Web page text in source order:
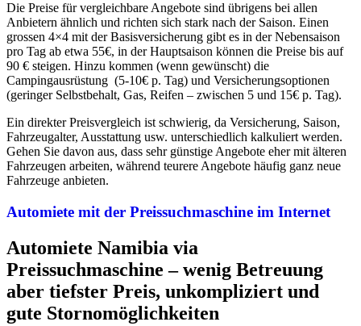
Die Preise für vergleichbare Angebote sind übrigens bei allen
Anbietern ähnlich und richten sich stark nach der Saison. Einen
grossen 4×4 mit der Basisversicherung gibt es in der Nebensaison
pro Tag ab etwa 55€, in der Hauptsaison können die Preise bis auf
90 € steigen. Hinzu kommen (wenn gewünscht) die
Campingausrüstung (5-10€ p. Tag) und Versicherungsoptionen
(geringer Selbstbehalt, Gas, Reifen – zwischen 5 und 15€ p. Tag).
Ein direkter Preisvergleich ist schwierig, da Versicherung, Saison,
Fahrzeugalter, Ausstattung usw. unterschiedlich kalkuliert werden.
Gehen Sie davon aus, dass sehr günstige Angebote eher mit älteren
Fahrzeugen arbeiten, während teurere Angebote häufig ganz neue
Fahrzeuge anbieten.
Automiete mit der Preissuchmaschine im Internet
Automiete Namibia via
Preissuchmaschine – wenig Betreuung
aber tiefster Preis, unkompliziert und
gute Stornomöglichkeiten